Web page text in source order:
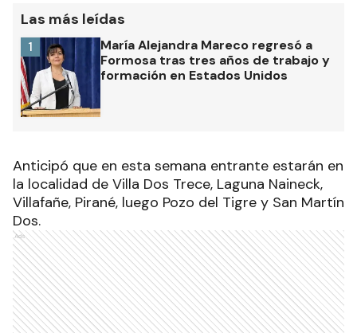
población requiera”, concluyó.
Las más leídas
1
Anticipó que en esta semana entrante estarán en
la localidad de Villa Dos Trece, Laguna Naineck,
Villafañe, Pirané, luego Pozo del Tigre y San Martín
Dos.
Ads